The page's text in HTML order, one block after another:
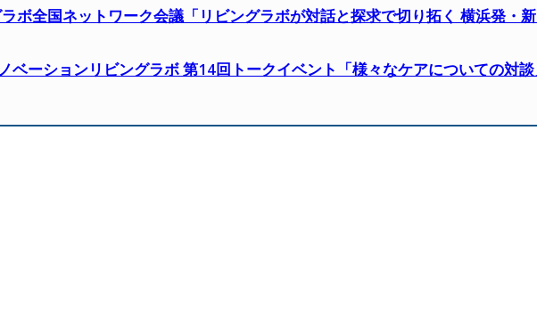
ボ全国ネットワーク会議「リビングラボが対話と探求で切り拓く 横浜発・
ベーションリビングラボ 第14回トークイベント「様々なケアについての対